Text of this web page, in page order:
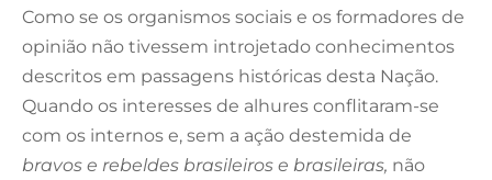
Como se os organismos sociais e os formadores de
opinião não tivessem introjetado conhecimentos
descritos em passagens históricas desta Nação.
Quando os interesses de alhures conflitaram-se
com os internos e, sem a ação destemida de
bravos e rebeldes brasileiros e brasileiras, não